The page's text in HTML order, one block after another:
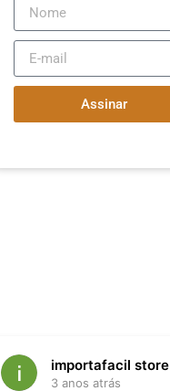
Assinar
importafacil store
3 anos atrás